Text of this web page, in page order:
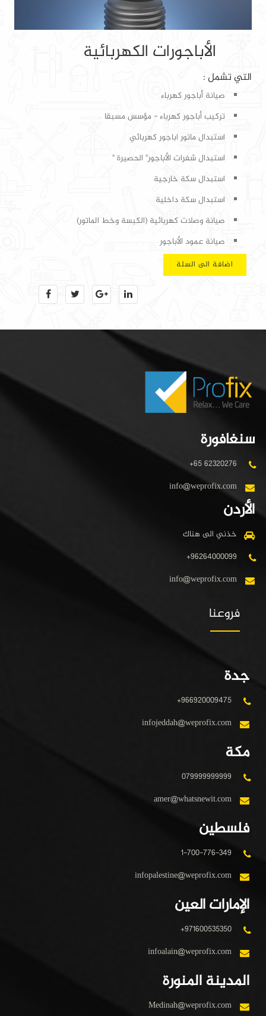
الأباجورات الكهربائية
التي تشمل :
صيانة أباجور كهرباء
تركيب أباجور كهرباء - مؤسس مسبقا
استبدال ماتور اباجور كهربائي
استبدال شفرات الأباجور" الحصيرة "
استبدال سكة خارجية
استبدال سكة داخلية
صيانة وصلات كهربائية (الكبسة وخط الماتور)
صيانة عمود الأباجور
اضافة الى السلة
سنغافورة
+65 62320276
info@weprofix.com
الأردن
خذني الى هناك
+96264000099
info@weprofix.com
فروعنا
جدة
+966920009475
infojeddah@weprofix.com
مكة
079999999999
amer@whatsnewit.com
فلسطين
1-700-776-349
infopalestine@weprofix.com
الإمارات العين
+971600535350
infoalain@weprofix.com
المدينة المنورة
Medinah@weprofix.com